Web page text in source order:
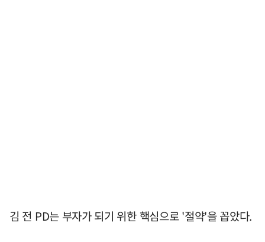
김 전 PD는 부자가 되기 위한 핵심으로 '절약'을 꼽았다.